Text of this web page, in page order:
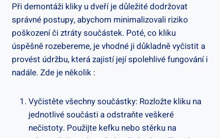
Při demontáži kliky u dveří je důležité dodržovat
správné postupy, abychom minimalizovali riziko
poškození či ztráty součástek. Poté, co kliku
úspěšně rozebereme, je vhodné ji důkladně vyčistit a
provést údržbu, která zajistí její spolehlivé fungování i
nadále. Zde je několik :
Vyčistěte všechny součástky: Rozložte kliku na
jednotlivé součásti a odstraňte veškeré
nečistoty. Použijte kefku nebo stěrku na